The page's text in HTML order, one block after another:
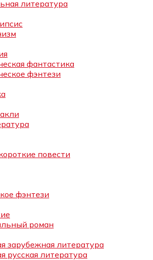
литература
фантастика
фэнтези
повести
фэнтези
роман
зарубежная литература
русская литература